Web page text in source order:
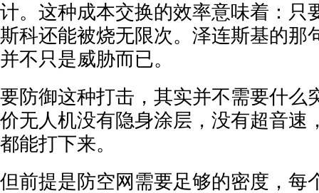
计。这种成本交换的效率意味着：只
斯科还能被烧无限次。泽连斯基的那
并不只是威胁而已。
要防御这种打击，其实并不需要什么
价无人机没有隐身涂层，没有超音速
都能打下来。
但前提是防空网需要足够的密度，每